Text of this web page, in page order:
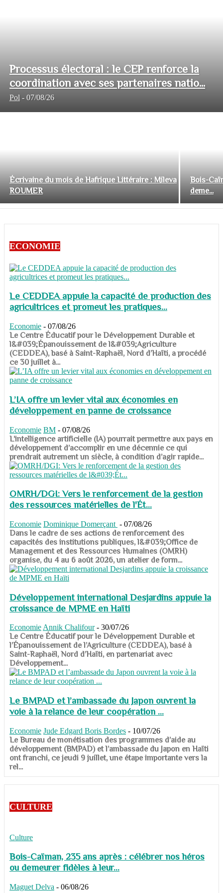
Processus électoral : le CEP renforce la
coordination avec ses partenaires natio...
Pol - 07/08/26
Écrivaine du mois de Hafrique Littéraire : Mileva
ROUMER
Bois-
deme...
ECONOMIE
Le CEDDEA appuie la capacité de production des
agricultrices et promeut les pratiques...
Economie - 07/08/26
​​​​​​​Le Centre Éducatif pour le Développement Durable et
l&#039;Épanouissement de l&#039;Agriculture
(CEDDEA), basé à Saint-Raphaël, Nord d’Haïti, a procédé
ce 30 juillet à...
L’IA offre un levier vital aux économies en
développement en panne de croissance
Economie BM - 07/08/26
​​​​​​​L’intelligence artificielle (IA) pourrait permettre aux pays en
développement d’accomplir en une décennie ce qui
prendrait autrement un siècle, à condition d’agir rapide...
OMRH/DGI: Vers le renforcement de la gestion
des ressources matérielles de l'Ét...
Economie Dominique Domerçant - 07/08/26
Dans le cadre de ses actions de renforcement des
capacités des institutions publiques, l&#039;Office de
Management et des Ressources Humaines (OMRH)
organise, du 4 au 6 août 2026, un atelier de form...
Développement international Desjardins appuie la
croissance de MPME en Haïti
Economie Annik Chalifour - 30/07/26
​​​​​​​Le Centre Éducatif pour le Développement Durable et
l’Épanouissement de l’Agriculture (CEDDEA), basé à
Saint-Raphaël, Nord d’Haïti, en partenariat avec
Développement...
Le BMPAD et l’ambassade du Japon ouvrent la
voie à la relance de leur coopération ...
Economie Jude Edgard Boris Bordes - 10/07/26
​​​​​​​Le Bureau de monétisation des programmes d’aide au
développement (BMPAD) et l’ambassade du Japon en Haïti
ont franchi, ce jeudi 9 juillet, une étape importante vers la
rel...
CULTURE
Culture
Bois-Caïman, 235 ans après : célébrer nos héros
ou demeurer fidèles à leur...
Maguet Delva - 06/08/26